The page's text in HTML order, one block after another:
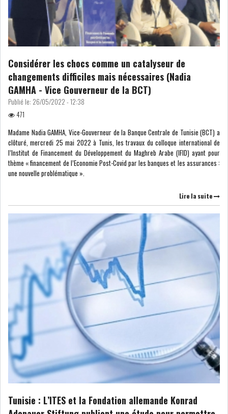
COURS DU JOUR
ANALYSE QUOTIDIENNE
ANALYSE HEBDOMADAIRE
ZOOM ENTREPRISE
ARCHIVES DES COURS
HISTORIQUE ANALYSES HEBDOMADAIRES
GRAPHIQUE DU TUNINDEX
RSS ANALYSES QUOTIDIENNES
RSS ANALYSES HEBDOMADAIRES
RSS ZOOMS
SECTEURS
ASSURANCES PHARMACEUTIQUE
Considérer les chocs comme un catalyseur de
changements difficiles mais nécessaires (Nadia
GAMHA - Vice Gouverneur de la BCT)
Publié le: 26/05/2022 - 12:38
471
Madame Nadia GAMHA, Vice-Gouverneur de la Banque Centrale de Tunisie (BCT) a
clôturé, mercredi 25 mai 2022 à Tunis, les travaux du colloque international de
l’Institut de Financement du Développement du Maghreb Arabe (IFID) ayant pour
thème « financement de l’Economie Post-Covid par les banques et les assurances :
une nouvelle problématique ».
Lire la suite
Tunisie : L’ITES et la Fondation allemande Konrad